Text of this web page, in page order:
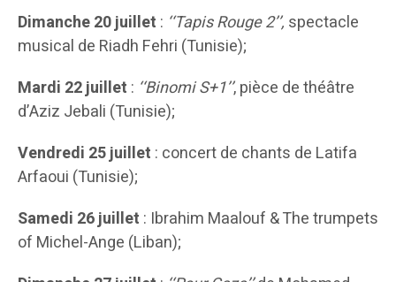
Dimanche 20 juillet : ‘‘Tapis Rouge 2’’, spectacle
musical de Riadh Fehri (Tunisie);
Mardi 22 juillet : ‘‘Binomi S+1’’, pièce de théâtre
d’Aziz Jebali (Tunisie);
Vendredi 25 juillet : concert de chants de Latifa
Arfaoui (Tunisie);
Samedi 26 juillet : Ibrahim Maalouf & The trumpets
of Michel-Ange (Liban);